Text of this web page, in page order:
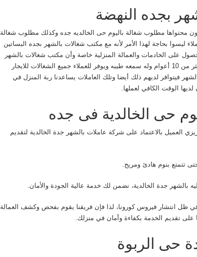
بجده النهضة
محتواها مطلوب شغالة باليوم حى الخالديه جده وكذلك مطلوب شغالة
ليسوا بحاجة لهذا الأمر لأنه مع مكتب شغالات بالشهر بجده البساتين
على الخادمات والعمالة المنزلية خاصة وأن مكتب شغالات بالشهر
بجده السامر يعمل في هذا المجال منذ أكثر من 10 أعوام وله سمعه طيبه ويوفر للعملاء جميع الشغالات للايجار
فيتوافر لديهم ذلك أيضا وتلك العاملات يساعدنا ربة المنزل في
الوقت الكافي لعملها.
حى الخالدية فى جده
العميل بالاعتماد على شركة عاملات بالشهر جدة الخالدية لتقديم
تتمتع بنوم هادئ ومريح.
بالشهر جدة الخالدية، نضمن لك خدمة عالية الجودة والأمان.
في ظل انتشار فيروس كورونا، لذا فإن فريقنا يقوم بفحص وكشف العمالة
تقديم الخدمة بكفاءة وأمان في منزلك.
حى الربوة